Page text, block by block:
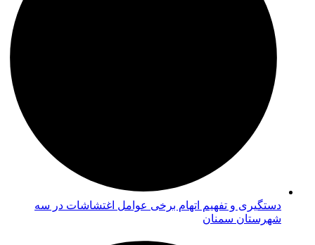
دستگیری و تفهیم اتهام برخی عوامل اغتشاشات در سه
شهرستان سمنان